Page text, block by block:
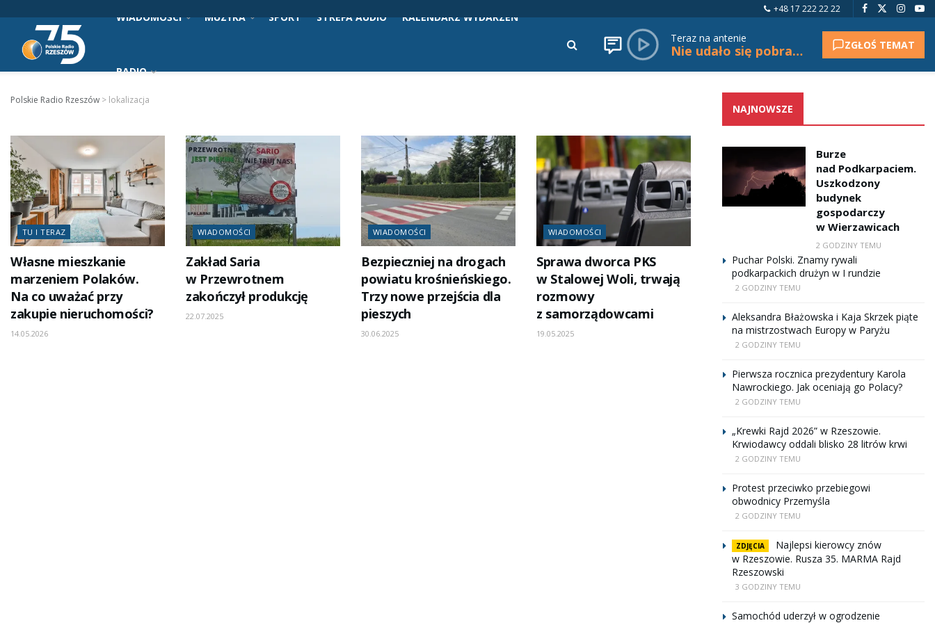
+48 17 222 22 22
WIADOMOŚCI MUZYKA SPORT STREFA AUDIO KALENDARZ WYDARZEŃ
RADIO
Teraz na antenie
Nie udało się pobrać tytułu. ZGŁOŚ TEMAT
Polskie Radio Rzeszów > lokalizacja
TU I TERAZ
Własne mieszkanie
marzeniem Polaków.
Na co uważać przy
zakupie nieruchomości?
14.05.2026
WIADOMOŚCI
Zakład Saria
w Przewrotnem
zakończył produkcję
22.07.2025
WIADOMOŚCI
Bezpieczniej na drogach
powiatu krośnieńskiego.
Trzy nowe przejścia dla
pieszych
30.06.2025
WIADOMOŚCI
Sprawa dworca PKS
w Stalowej Woli, trwają
rozmowy
z samorządowcami
19.05.2025
NAJNOWSZE
Burze
nad Podkarpaciem.
Uszkodzony
budynek
gospodarczy
w Wierzawicach
2 GODZINY TEMU
Puchar Polski. Znamy rywali
podkarpackich drużyn w I rundzie
2 GODZINY TEMU
Aleksandra Błażowska i Kaja Skrzek piąte
na mistrzostwach Europy w Paryżu
2 GODZINY TEMU
Pierwsza rocznica prezydentury Karola
Nawrockiego. Jak oceniają go Polacy?
2 GODZINY TEMU
„Krewki Rajd 2026” w Rzeszowie.
Krwiodawcy oddali blisko 28 litrów krwi
2 GODZINY TEMU
Protest przeciwko przebiegowi
obwodnicy Przemyśla
2 GODZINY TEMU
ZDJĘCIA
Najlepsi kierowcy znów
w Rzeszowie. Rusza 35. MARMA Rajd
Rzeszowski
3 GODZINY TEMU
Samochód uderzył w ogrodzenie